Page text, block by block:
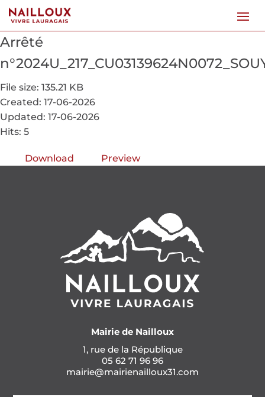
Arrêté
File size: 135.21 KB
Created: 17-06-2026
Updated: 17-06-2026
Hits: 5
Download Preview
Mairie de Nailloux
1, rue de la République
05 62 71 96 96
mairie@mairienailloux31.com